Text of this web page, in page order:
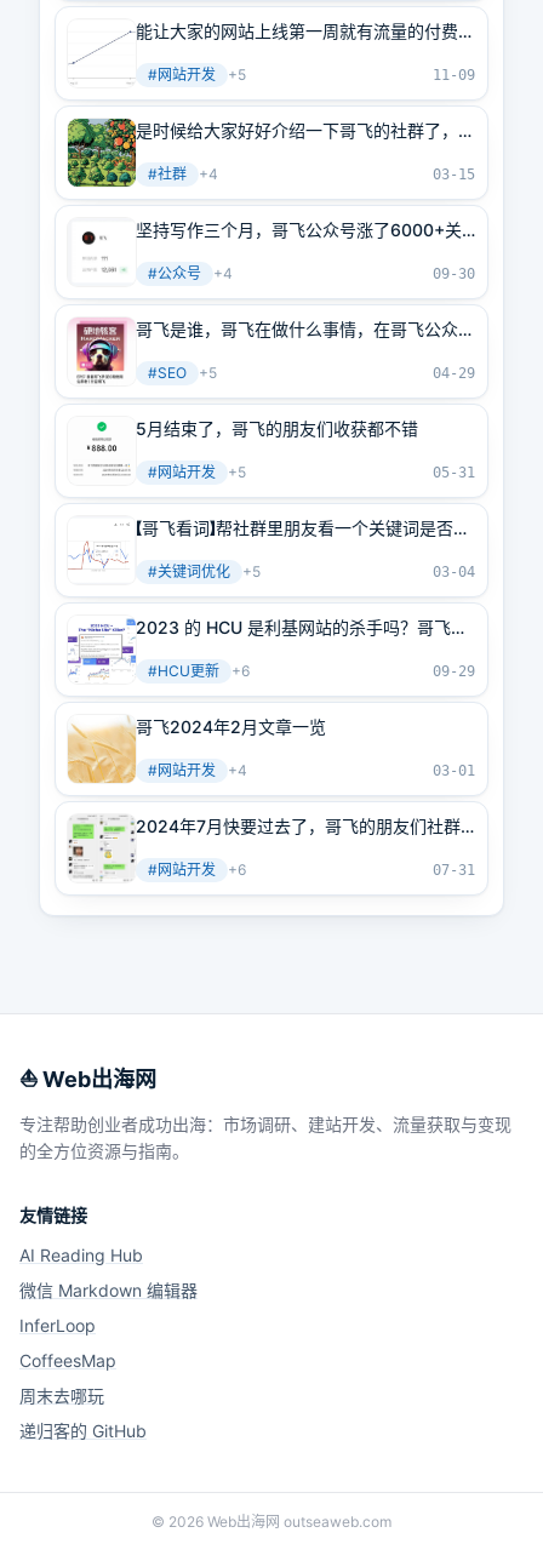
能让大家的网站上线第一周就有流量的付费社
额就要涨价了
#网站开发 +5 11-09
是时候给大家好好介绍一下哥飞的社群了，毕
#社群 +4 03-15
坚持写作三个月，哥飞公众号涨了6000+关
1万个点击。
#公众号 +4 09-30
哥飞是谁，哥飞在做什么事情，在哥飞公众号
#SEO +5 04-29
5月结束了，哥飞的朋友们收获都不错
#网站开发 +5 05-31
【哥飞看词】帮社群里朋友看一个关键词是否能
#关键词优化 +5 03-04
2023 的 HCU 是利基网站的杀手吗？哥飞回
#HCU更新 +6 09-29
哥飞2024年2月文章一览
#网站开发 +4 03-01
2024年7月快要过去了，哥飞的朋友们社群
#网站开发 +6 07-31
⛵️ Web出海网
专注帮助创业者成功出海：市场调研、建站开发、流量获取与变现
的全方位资源与指南。
友情链接
AI Reading Hub
微信 Markdown 编辑器
InferLoop
CoffeesMap
周末去哪玩
递归客的 GitHub
© 2026 Web出海网 outseaweb.com